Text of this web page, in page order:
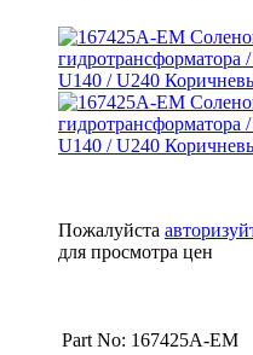
Пожалуйста
для просмотра цен
Part No: 167425A-EM